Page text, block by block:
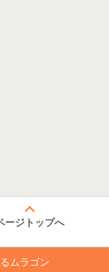
ージトップへ
ムラゴン